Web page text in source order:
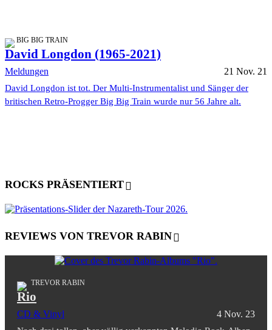
BIG BIG TRAIN
David Longdon (1965-2021)
Meldungen 21 Nov. 21
David Longdon ist tot. Der Multi-Instrumentalist und Sänger der
britischen Retro-Progger Big Big Train wurde nur 56 Jahre alt.
ROCKS PRÄSENTIERT
REVIEWS VON TREVOR RABIN
TREVOR RABIN
Rio
CD & Vinyl 4 Nov. 23